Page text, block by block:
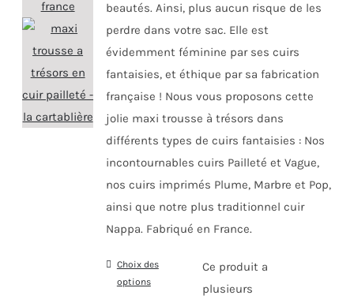
beautés. Ainsi, plus aucun risque de les
perdre dans votre sac. Elle est
évidemment féminine par ses cuirs
fantaisies, et éthique par sa fabrication
française ! Nous vous proposons cette
jolie maxi trousse à trésors dans
différents types de cuirs fantaisies : Nos
incontournables cuirs Pailleté et Vague,
nos cuirs imprimés Plume, Marbre et Pop,
ainsi que notre plus traditionnel cuir
Nappa. Fabriqué en France.
Choix des
options
Ce produit a
plusieurs